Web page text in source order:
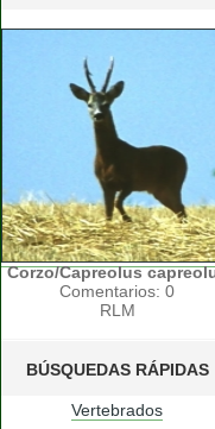
Corzo/Capreolus
Comentarios: 0
RLM
BÚSQUEDAS RÁPIDAS
Vertebrados